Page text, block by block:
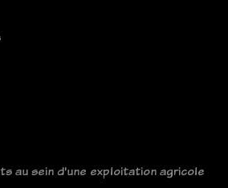
au sein d'une exploitation agricole